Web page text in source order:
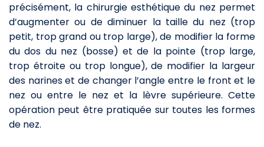
précisément, la chirurgie esthétique du nez permet
d’augmenter ou de diminuer la taille du nez (trop
petit, trop grand ou trop large), de modifier la forme
du dos du nez (bosse) et de la pointe (trop large,
trop étroite ou trop longue), de modifier la largeur
des narines et de changer l’angle entre le front et le
nez ou entre le nez et la lèvre supérieure. Cette
opération peut être pratiquée sur toutes les formes
de nez.